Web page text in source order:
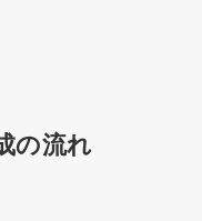
の流れ